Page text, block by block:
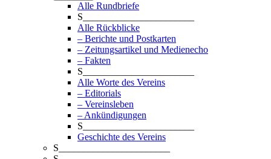
Alle Rundbriefe
S_______________________
Alle Rückblicke
– Berichte und Postkarten
– Zeitungsartikel und Medienecho
– Fakten
S_______________________
Alle Worte des Vereins
– Editorials
– Vereinsleben
– Ankündigungen
S_______________________
Geschichte des Vereins
S_______________________